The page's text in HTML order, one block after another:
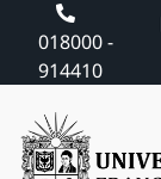
018000 -
914410